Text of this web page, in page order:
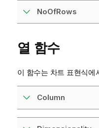
NoOfRows
열 함수
이 함수는 차트 표현식에
Column